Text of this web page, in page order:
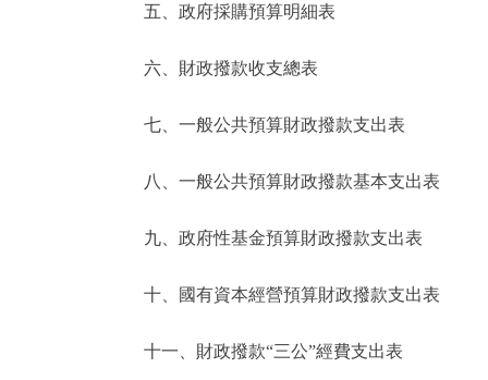
綠色北京
ENGLISH
五、政府採購預算明細表
六、財政撥款收支總表
七、一般公共預算財政撥款支出表
八、一般公共預算財政撥款基本支出表
九、政府性基金預算財政撥款支出表
十、國有資本經營預算財政撥款支出表
十一、財政撥款“三公”經費支出表